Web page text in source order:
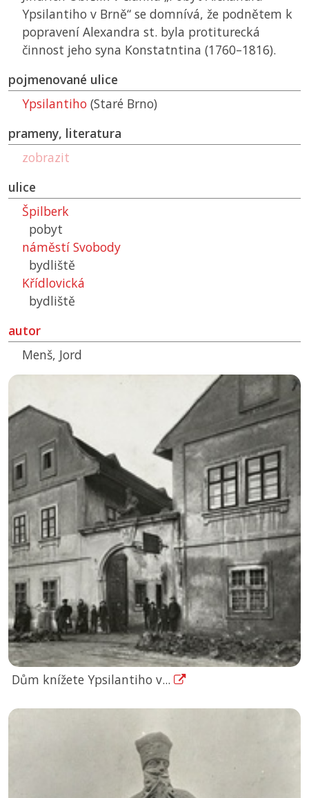
Ypsilantiho v Brně“ se domnívá, že podnětem k
popravení Alexandra st. byla protiturecká
činnost jeho syna Konstatntina (1760–1816).
pojmenované ulice
Ypsilantiho (Staré Brno)
prameny, literatura
zobrazit
ulice
Špilberk
pobyt
náměstí Svobody
bydliště
Křídlovická
bydliště
autor
Menš, Jord
Dům knížete Ypsilantiho v...